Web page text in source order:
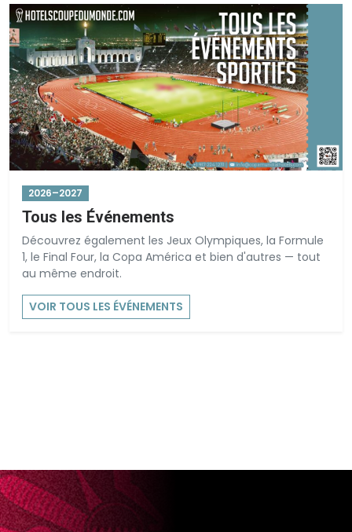
2026–2027
Tous les Événements
Découvrez également les Jeux Olympiques, la Formule
1, le Final Four, la Copa América et bien d'autres — tout
au même endroit.
VOIR TOUS LES ÉVÉNEMENTS